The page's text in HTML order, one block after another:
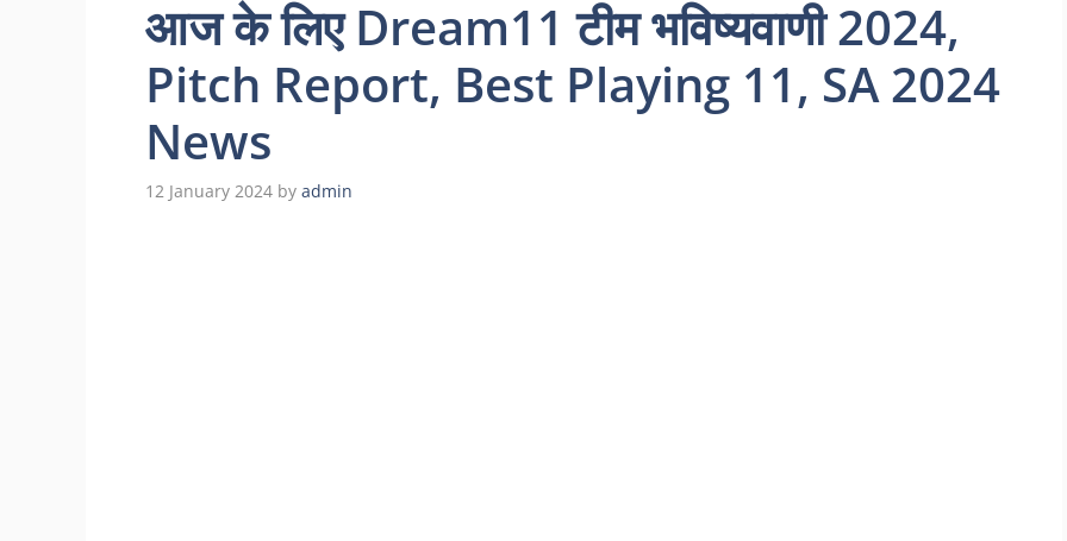
आज के लिए Dream11 टीम भविष्यवाणी 2024,
Pitch Report, Best Playing 11, SA 2024
News
12 January 2024 by admin